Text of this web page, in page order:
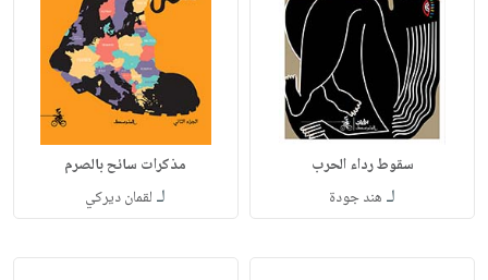
سقوط رداء الحرب
لـ هند جودة
مذكرات سائح بالصرم
لـ لقمان ديركي